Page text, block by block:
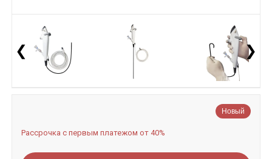
❮ ❯
Новый
Рассрочка с первым платежом от 40%